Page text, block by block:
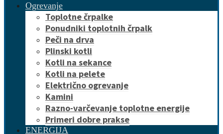
Ogrevanje
Toplotne črpalke
Ponudniki toplotnih črpalk
Peči na drva
Plinski kotli
Kotli na sekance
Kotli na pelete
Električno ogrevanje
Kamini
Razno-varčevanje toplotne energije
Primeri dobre prakse
ENERGIJA